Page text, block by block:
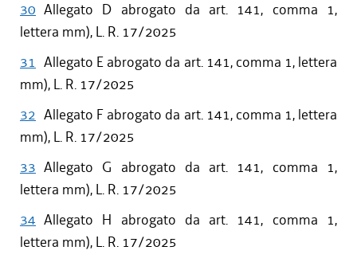
30 Allegato D abrogato da art. 141, comma 1,
lettera mm), L. R. 17/2025
31 Allegato E abrogato da art. 141, comma 1, lettera
mm), L. R. 17/2025
32 Allegato F abrogato da art. 141, comma 1, lettera
mm), L. R. 17/2025
33 Allegato G abrogato da art. 141, comma 1,
lettera mm), L. R. 17/2025
34 Allegato H abrogato da art. 141, comma 1,
lettera mm), L. R. 17/2025